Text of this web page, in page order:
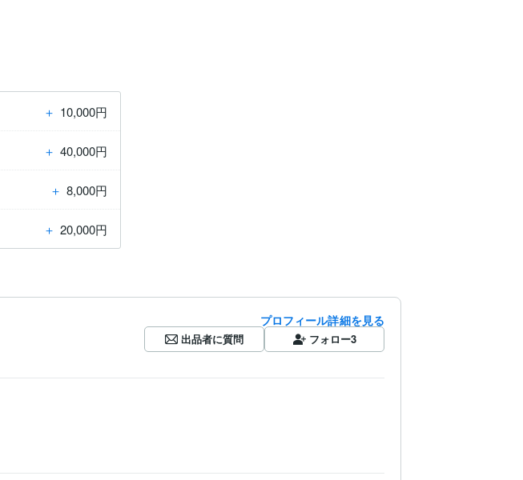
＋ 10,000円
＋ 40,000円
＋ 8,000円
＋ 20,000円
プロフィール詳細を見る
出品者に質問 フォロー3